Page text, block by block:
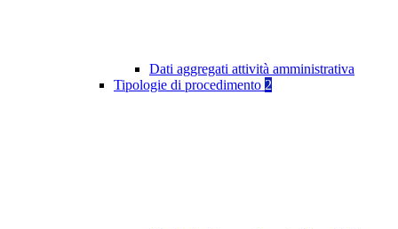
Dati aggregati attività amministrativa
Tipologie di procedimento 2